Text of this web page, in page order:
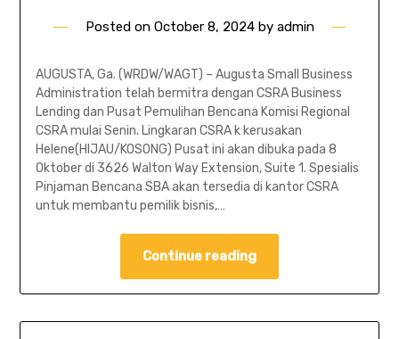
Posted on October 8, 2024by admin
AUGUSTA, Ga. (WRDW/WAGT) – Augusta Small Business
Administration telah bermitra dengan CSRA Business
Lending dan Pusat Pemulihan Bencana Komisi Regional
CSRA mulai Senin. Lingkaran CSRA k kerusakan
Helene(HIJAU/KOSONG) Pusat ini akan dibuka pada 8
Oktober di 3626 Walton Way Extension, Suite 1. Spesialis
Pinjaman Bencana SBA akan tersedia di kantor CSRA
untuk membantu pemilik bisnis,…
Continue reading